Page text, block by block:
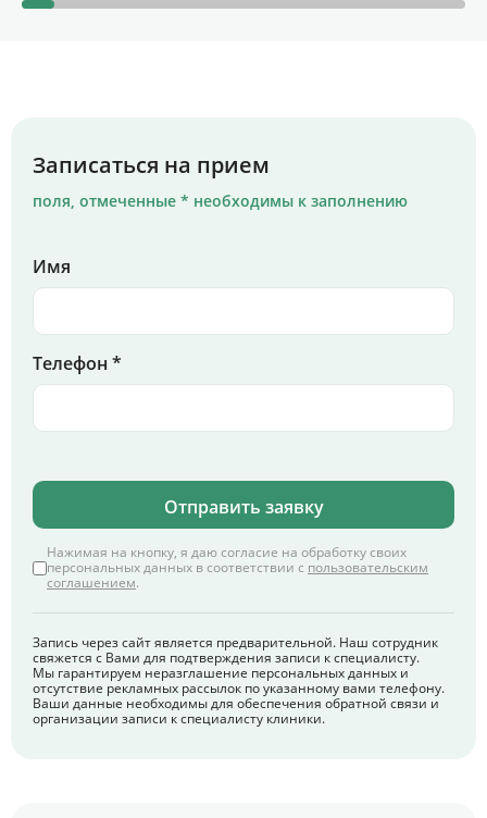
Записаться на прием
поля, отмеченные * необходимы к заполнению
Имя
Телефон *
Отправить заявку
Нажимая на кнопку, я даю согласие на обработку своих
персональных данных в соответствии с пользовательским
соглашением.
Запись через сайт является предварительной. Наш сотрудник
свяжется с Вами для подтверждения записи к специалисту.
Мы гарантируем неразглашение персональных данных и
отсутствие рекламных рассылок по указанному вами телефону.
Ваши данные необходимы для обеспечения обратной связи и
организации записи к специалисту клиники.